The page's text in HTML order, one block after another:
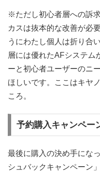
※ただし初心者層への訴
カスは抜本的な改善が必
うにわたし個人は折り合
層には優れたAFシステム
ーと初心者ユーザーのニ
ほしいです。ここはキヤ
ころ。
予約購入キャンペー
最後に購入の決め手にな
シュバックキャンペーン